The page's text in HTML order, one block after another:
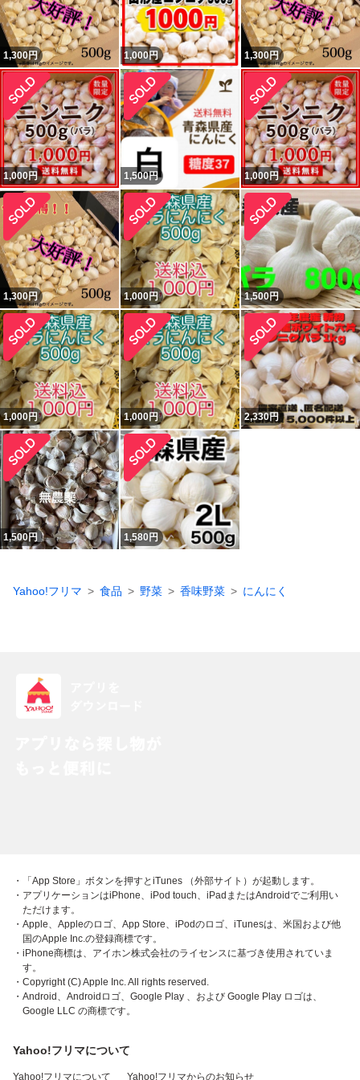
1,300円 1,000円 1,300円
1,000円 1,500円 1,000円
1,300円 1,000円 1,500円
1,000円 1,000円 2,330円
1,500円 1,580 円
Yahoo!フリマ 食品 野菜 香味野菜 にんにく
・「App Store」ボタンを押すとiTunes （外部サイト）が起動します。
・アプリケーションはiPhone、iPod touch、iPadまたはAndroidでご利用い
ただけます。
・Apple、Appleのロゴ、App Store、iPodのロゴ、iTunesは、米国および他
国のApple Inc.の登録商標です。
・iPhone商標は、アイホン株式会社のライセンスに基づき使用されていま
す。
・Copyright (C) Apple Inc. All rights reserved.
・Android、Androidロゴ、Google Play 、および Google Play ロゴは、
Google LLC の商標です。
Yahoo!フリマについて
Yahoo!フリマについて Yahoo!フリマからのお知らせ